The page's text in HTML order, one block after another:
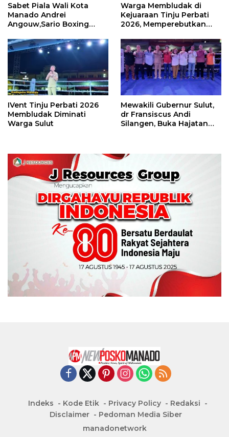
Sabet Piala Wali Kota
Manado Andrei
Angouw,Sario Boxing
Perbati 2026
Warga Membludak di
Kejuaraan Tinju Perbati
2026, Memperebutkan
IVent Tinju Perbati 2026
Membludak Diminati
Warga Sulut
Mewakili Gubernur Sulut,
dr Fransiscus Andi
Silangen, Buka Hajatan
Indeks Kode Etik Privacy Policy
Redaksi
Disclaimer
Pedoman Media Siber
manadonetwork